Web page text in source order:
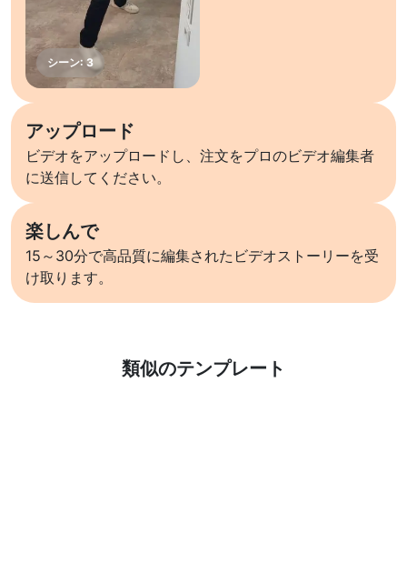
アップロード
ビデオをアップロードし、注文をプロのビデオ編集者
に送信してください。
楽しんで
15～30分で高品質に編集されたビデオストーリーを受
け取ります。
類似のテンプレート
詳しくはこちら